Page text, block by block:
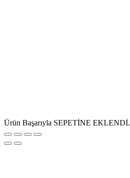
Ürün Başarıyla SEPETİNE EKLENDİ.